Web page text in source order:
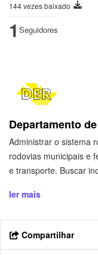
144 vezes baixado
1 Seguidores
Departamento
Administrar o sistema
rodovias municipais e
e transporte. Buscar
ler mais
Compartilhar